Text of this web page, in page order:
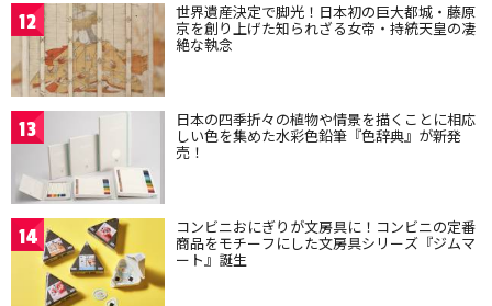
12 世界遺産決定で脚光！日本初の巨大都城・藤原
京を創り上げた知られざる女帝・持統天皇の凄
絶な執念
13 日本の四季折々の植物や情景を描くことに相応
しい色を集めた水彩色鉛筆『色辞典』が新発
売！
14 コンビニおにぎりが文房具に！コンビニの定番
商品をモチーフにした文房具シリーズ『ジムマ
ート』誕生